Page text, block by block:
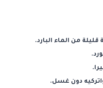
من الماء البارد.
دون غسل.